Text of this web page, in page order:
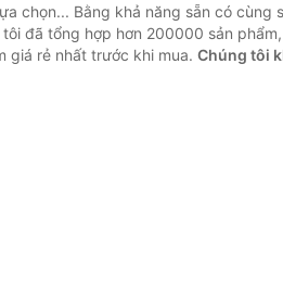
chọn... Bằng khả năng sẵn có cùng
đã tổng hợp hơn 200000 sản
giá rẻ nhất trước khi mua. Chúng tôi